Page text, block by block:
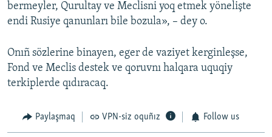
bermeyler, Qurultay ve Meclisni yoq etmek yönelişte
endi Rusiye qanunları bile bozula», – dey o.
Onıñ sözlerine binayen, eger de vaziyet kerginleşse,
Fond ve Meclis destek ve qoruvnı halqara uquqiy
terkiplerde qıdıracaq.
Paylaşmaq VPN-siz oquñız Follow us